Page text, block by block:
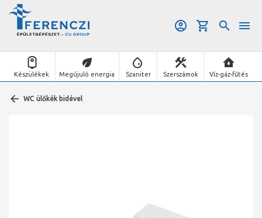
Készülékek Megújuló energia Szaniter Szerszámok Víz-gáz-fűtés
WC ülőkék bidével